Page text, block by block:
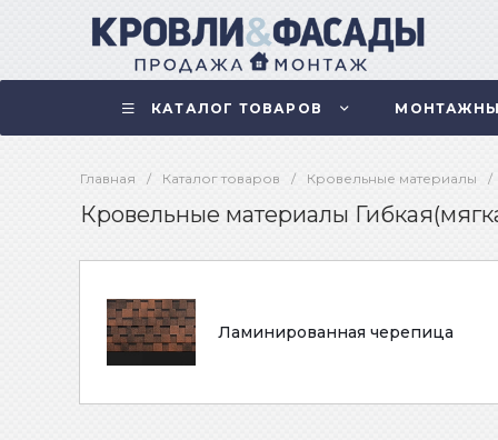
КАТАЛОГ ТОВАРОВ
Главная / Каталог товаров / Кровельные материалы /
Кровельные материалы
Ламинированная черепица